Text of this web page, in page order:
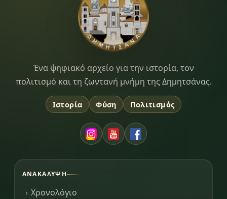
Dimitsana.gr
Ένα ψηφιακό αρχείο για την ιστορία, τον
πολιτισμό και τη ζωντανή μνήμη της Δημητσάνας.
Ιστορία Φύση Πολιτισμός
ΑΝΑΚΆΛΥΨΗ
Χρονολόγιο